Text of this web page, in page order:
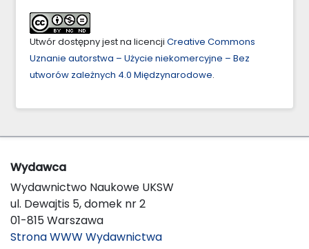
Utwór dostępny jest na licencji Creative Commons
Uznanie autorstwa – Użycie niekomercyjne – Bez
utworów zależnych 4.0 Międzynarodowe.
Wydawca
Wydawnictwo Naukowe UKSW
ul. Dewajtis 5, domek nr 2
01-815 Warszawa
Strona WWW Wydawnictwa